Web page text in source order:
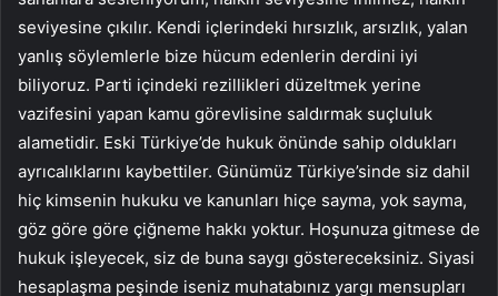
seviyesine çıkılır. Kendi içlerindeki hırsızlık, arsızlık, yalan
yanlış söylemlerle bize hücum edenlerin derdini iyi
biliyoruz. Parti içindeki rezillikleri düzeltmek yerine
vazifesini yapan kamu görevlisine saldırmak suçluluk
alametidir. Eski Türkiye’de hukuk önünde sahip oldukları
ayrıcalıklarını kaybettiler. Günümüz Türkiye’sinde siz dahil
hiç kimsenin hukuku ve kanunları hiçe sayma, yok sayma,
göz göre göre çiğneme hakkı yoktur. Hoşunuza gitmese de
hukuk işleyecek, siz de buna saygı göstereceksiniz. Siyasi
hesaplaşma peşinde iseniz muhatabınız yargı mensupları